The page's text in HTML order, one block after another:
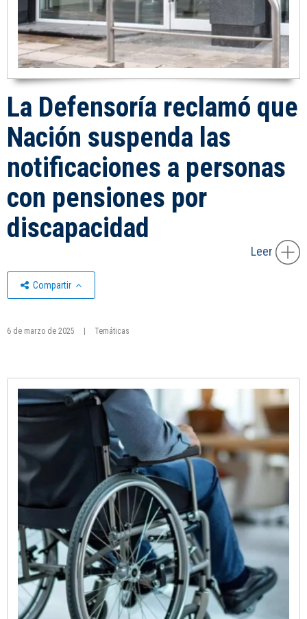
La Defensoría reclamó que
Nación suspenda las
notificaciones a personas
con pensiones por
discapacidad
Leer
Compartir
6 de marzo de 2025 Temáticas